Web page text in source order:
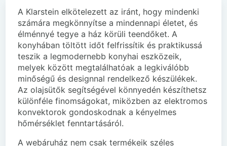
A Klarstein elkötelezett az iránt, hogy mindenki
számára megkönnyítse a mindennapi életet, és
élménnyé tegye a ház körüli teendőket. A
konyhában töltött időt felfrissítik és praktikussá
teszik a legmodernebb konyhai eszközeik,
melyek között megtalálhatóak a legkiválóbb
minőségű és designnal rendelkező készülékek.
Az olajsütők segítségével könnyedén készíthetsz
különféle finomságokat, miközben az elektromos
konvektorok gondoskodnak a kényelmes
hőmérséklet fenntartásáról.
A webáruház nem csak termékeik széles